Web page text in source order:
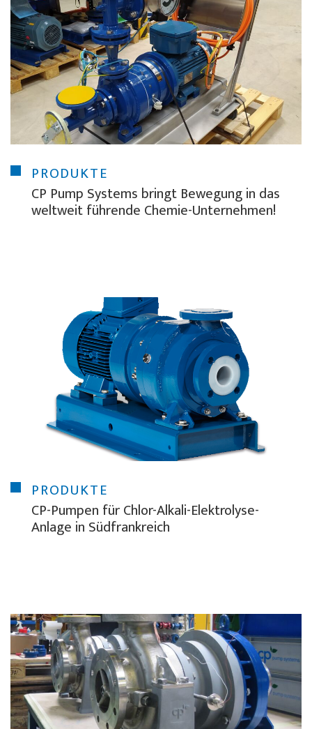
PRODUKTE
CP Pump Systems bringt Bewegung in das
weltweit führende Chemie-Unternehmen!
PRODUKTE
CP-Pumpen für Chlor-Alkali-Elektrolyse-
Anlage in Südfrankreich